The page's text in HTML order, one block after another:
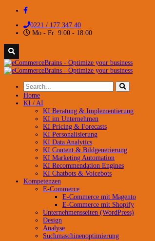
0221 / 177 347 40
Mo - Fr: 9:00 - 18:00
Home
KI / AI
KI Beratung & Implementierung
KI im Unternehmen
KI Pricing & Forecasts
KI Personalisierung
KI Data Analytics
KI Content & Bildgenerierung
KI Marketing Automation
KI Recommendation Engines
KI Chatbots & Voicebots
Kompetenzen
E-Commerce
E-Commerce mit Magento
E-Commerce mit Shopify
Unternehmensseiten (WordPress)
Design
Analyse
Suchmaschinenoptimierung